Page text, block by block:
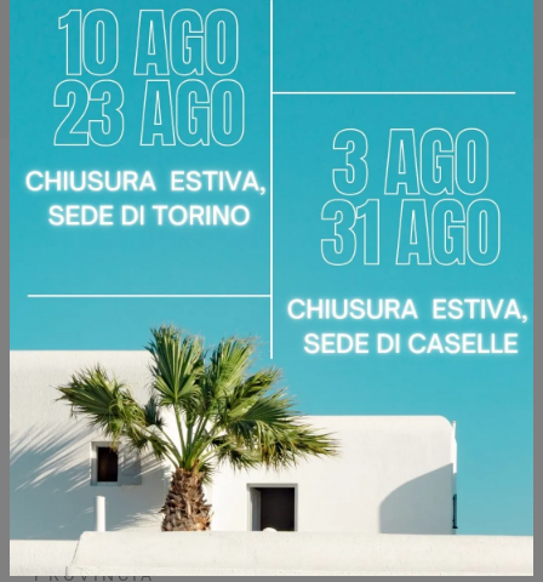
Area Arredamenti Corso Racconigi, 134
Zone servite: Torino Torinese, Chieri, Chivasso,
Ciriè, Collegno, Moncalieri, Settimo Torinese...
Richiedi Maggiori Informazioni